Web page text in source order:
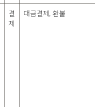
결
제
대금결제, 환불